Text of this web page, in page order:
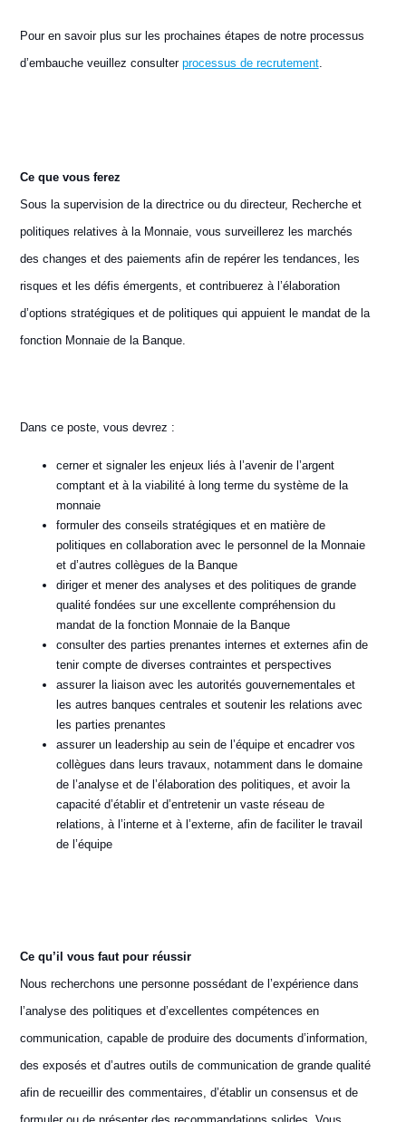
Pour en savoir plus sur les prochaines étapes de notre processus
d’embauche veuillez consulter processus de recrutement.
Ce que vous ferez
Sous la supervision de la directrice ou du directeur, Recherche et
politiques relatives à la Monnaie, vous surveillerez les marchés
des changes et des paiements afin de repérer les tendances, les
risques et les défis émergents, et contribuerez à l’élaboration
d’options stratégiques et de politiques qui appuient le mandat de la
fonction Monnaie de la Banque.
Dans ce poste, vous devrez :
cerner et signaler les enjeux liés à l’avenir de l’argent
comptant et à la viabilité à long terme du système de la
monnaie
formuler des conseils stratégiques et en matière de
politiques en collaboration avec le personnel de la Monnaie
et d’autres collègues de la Banque
diriger et mener des analyses et des politiques de grande
qualité fondées sur une excellente compréhension du
mandat de la fonction Monnaie de la Banque
consulter des parties prenantes internes et externes afin de
tenir compte de diverses contraintes et perspectives
assurer la liaison avec les autorités gouvernementales et
les autres banques centrales et soutenir les relations avec
les parties prenantes
assurer un leadership au sein de l’équipe et encadrer vos
collègues dans leurs travaux, notamment dans le domaine
de l’analyse et de l’élaboration des politiques, et avoir la
capacité d’établir et d’entretenir un vaste réseau de
relations, à l’interne et à l’externe, afin de faciliter le travail
de l’équipe
Ce qu’il vous faut pour réussir
Nous recherchons une personne possédant de l’expérience dans
l’analyse des politiques et d’excellentes compétences en
communication, capable de produire des documents d’information,
des exposés et d’autres outils de communication de grande qualité
afin de recueillir des commentaires, d’établir un consensus et de